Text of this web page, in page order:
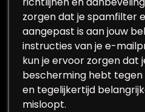
zorgen dat je spamfilter
aangepast is aan jouw
instructies van je e-
kun je ervoor zorgen dat
bescherming hebt
en tegelijkertijd
misloopt.